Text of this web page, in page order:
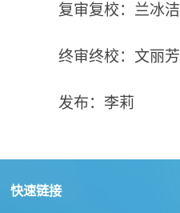
复审复校：兰冰洁
终审终校：文丽芳
发布：李莉
快速链接